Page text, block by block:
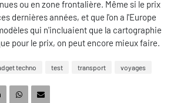
ou en zone frontalière. Même si le prix
dernières années, et que l'on a l'Europe
qui n'incluaient que la cartographie
pour le prix, on peut encore mieux faire.
techno test transport voyages